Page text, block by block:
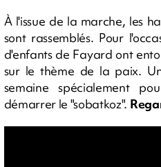
À l'issue de la marche, les
sont rassemblés. Pour
d'enfants de Fayard ont
sur le thème de la paix.
semaine spécialement
démarrer le "sobatkoz".